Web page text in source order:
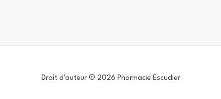
Droit d'auteur © 2026 Pharmacie Escudier